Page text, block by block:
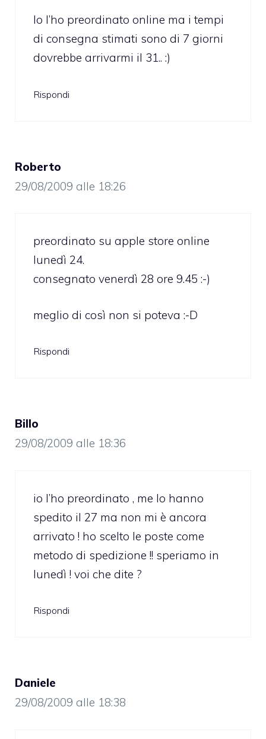
Io l’ho preordinato online ma i tempi
di consegna stimati sono di 7 giorni
dovrebbe arrivarmi il 31.. :)
Rispondi
Roberto
29/08/2009 alle 18:26
preordinato su apple store online
lunedì 24.
consegnato venerdì 28 ore 9.45 :-)
meglio di così non si poteva :-D
Rispondi
Billo
29/08/2009 alle 18:36
io l’ho preordinato , me lo hanno
spedito il 27 ma non mi è ancora
arrivato ! ho scelto le poste come
metodo di spedizione !! speriamo in
lunedì ! voi che dite ?
Rispondi
Daniele
29/08/2009 alle 18:38